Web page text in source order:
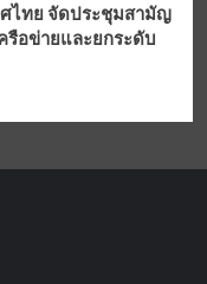
ไทย จัดประชุมสามัญ
รือข่ายและยกระดับ